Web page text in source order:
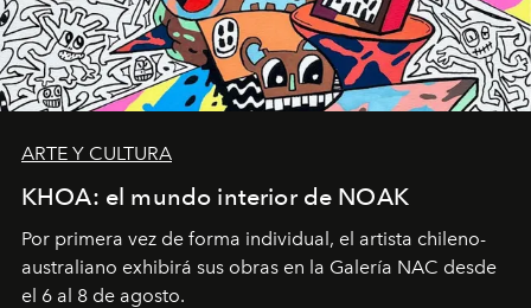
ARTE Y CULTURA
KHOA: el mundo interior de NOAK
Por primera vez de forma individual, el artista chileno-
australiano exhibirá sus obras en la Galería NAC desde
el 6 al 8 de agosto.